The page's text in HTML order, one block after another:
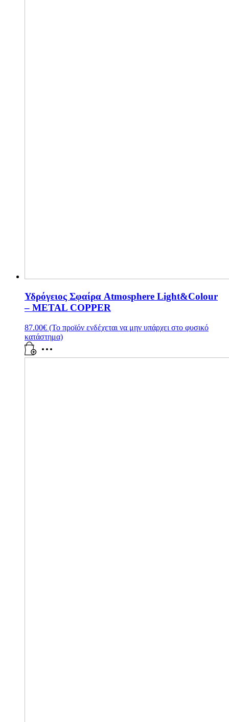
Υδρόγειος Σφαίρα Atmosphere Light&Colour
– METAL COPPER
87.00€ (Το προϊόν ενδέχεται να μην υπάρχει στο φυσικό
κατάστημα)